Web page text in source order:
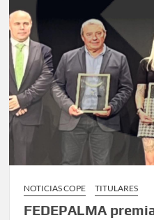
NOTICIAS COPE TITULARES
FEDEPALMA